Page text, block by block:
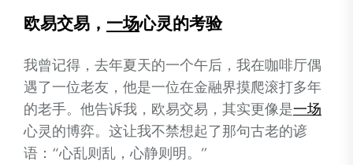
欧易交易， 一场心灵的考验
我曾记得，去年夏天的一个午后，我在咖啡厅偶
遇了一位老友，他是一位在金融界摸爬滚打多年
的老手。他告诉我，欧易交易，其实更像是一场
心灵的博弈。这让我不禁想起了那句古老的谚
语：“心乱则乱，心静则明。”